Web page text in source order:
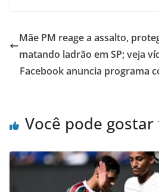
Mãe PM reage a assalto,
matando ladrão em SP; veja
Facebook anuncia programa
Você pode